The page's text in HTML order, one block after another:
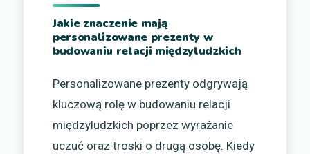
Jakie znaczenie mają
personalizowane prezenty w
budowaniu relacji międzyludzkich
Personalizowane prezenty odgrywają
kluczową rolę w budowaniu relacji
międzyludzkich poprzez wyrażanie
uczuć oraz troski o drugą osobę. Kiedy